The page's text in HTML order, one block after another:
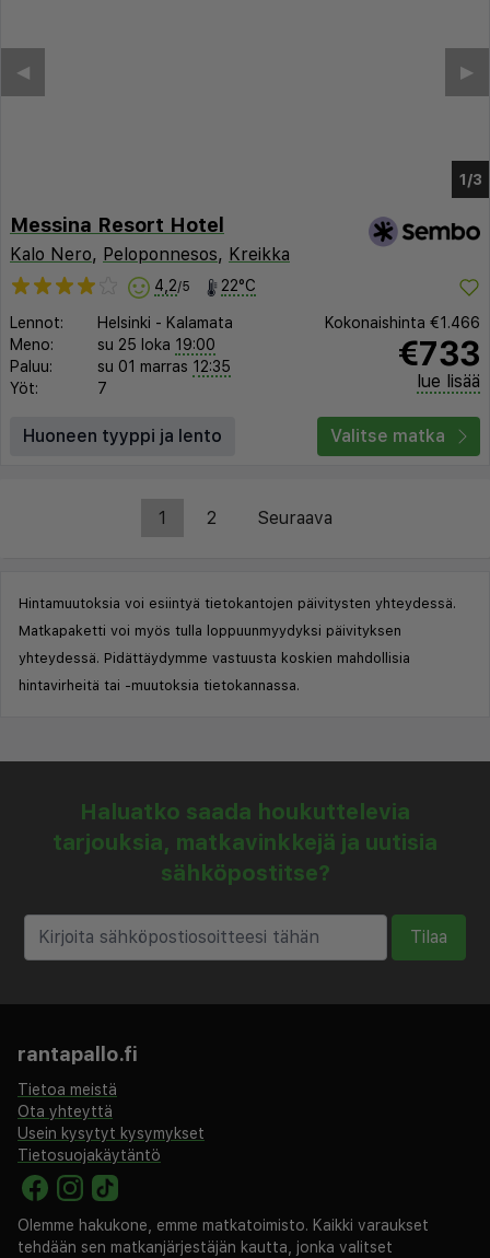
1/2
▶︎
◀︎
Messina Resort Hotel
Kalo Nero, Peloponnesos, Kreikka
4,2/5 22°C
Lennot: Helsinki - Kalamata
Meno:
su 25 loka 19:00
Paluu:
su 01 marras 12:35
Yöt:
7
Kokonaishinta €1.466
€733
lue lisää
Huoneen tyyppi ja lento Valitse matka
1 2 Seuraava
Hintamuutoksia voi esiintyä tietokantojen päivitysten yhteydessä.
Matkapaketti voi myös tulla loppuunmyydyksi päivityksen
yhteydessä. Pidättäydymme vastuusta koskien mahdollisia
hintavirheitä tai -muutoksia tietokannassa.
Haluatko saada houkuttelevia
tarjouksia, matkavinkkejä ja uutisia
sähköpostitse?
Tilaa
rantapallo.fi
Tietoa meistä
Ota yhteyttä
Usein kysytyt kysymykset
Tietosuojakäytäntö
Olemme hakukone, emme matkatoimisto. Kaikki varaukset
tehdään sen matkanjärjestäjän kautta, jonka valitset